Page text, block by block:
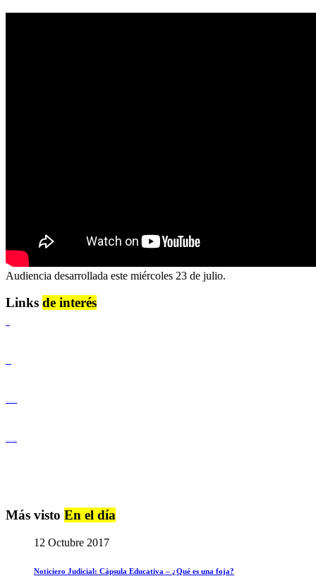
Audiencia desarrollada este miércoles 23 de julio.
Links de interés
Más visto En el día
12 Octubre 2017
Noticiero Judicial: Cápsula Educativa – ¿Qué es una foja?